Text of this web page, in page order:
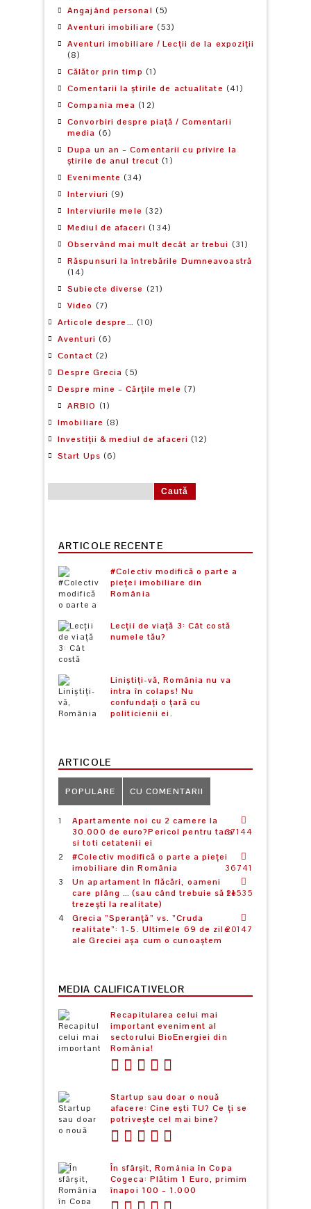
Angajând personal (5)
Aventuri imobiliare (53)
Aventuri imobiliare / Lecții de la expoziții
(8)
Călător prin timp (1)
Comentarii la știrile de actualitate (41)
Compania mea (12)
Convorbiri despre piață / Comentarii
media (6)
Dupa un an – Comentarii cu privire la
știrile de anul trecut (1)
Evenimente (34)
Interviuri (9)
Interviurile mele (32)
Mediul de afaceri (134)
Observând mai mult decât ar trebui (31)
Răspunsuri la întrebările Dumneavoastră
(14)
Subiecte diverse (21)
Video (7)
Articole despre… (10)
Aventuri (6)
Contact (2)
Despre Grecia (5)
Despre mine – Cărțile mele (7)
ARBIO (1)
Imobiliare (8)
Investiții & mediul de afaceri (12)
Start Ups (6)
ARTICOLE RECENTE
#Colectiv modifică o parte a
pieței imobiliare din
România
Lecții de viață 3: Cât costă
numele tău?
Liniștiți-vă, România nu va
intra în colaps! Nu
confundați o țară cu
politicienii ei.
ARTICOLE
POPULARE CU COMENTARII
Apartamente noi cu 2 camere la
30.000 de euro?Pericol pentru tara
si toti cetatenii ei
37144
#Colectiv modifică o parte a pieței
imobiliare din România
36741
Un apartament în flăcări, oameni
care plâng … (sau când trebuie să te
trezești la realitate)
21535
Grecia ”Speranță” vs. ”Cruda
realitate”: 1-5. Ultimele 69 de zile
ale Greciei așa cum o cunoaștem
20147
MEDIA CALIFICATIVELOR
Recapitularea celui mai
important eveniment al
sectorului BioEnergiei din
România!
Startup sau doar o nouă
afacere: Cine ești TU? Ce ți se
potrivește cel mai bine?
În sfârșit, România în Copa
Cogeca: Plătim 1 Euro, primim
înapoi 100 – 1.000